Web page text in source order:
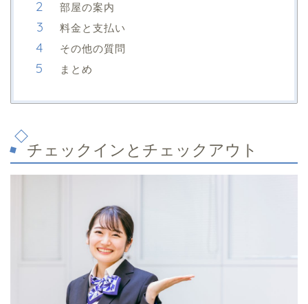
部屋の案内
料金と支払い
その他の質問
まとめ
チェックインとチェックアウト